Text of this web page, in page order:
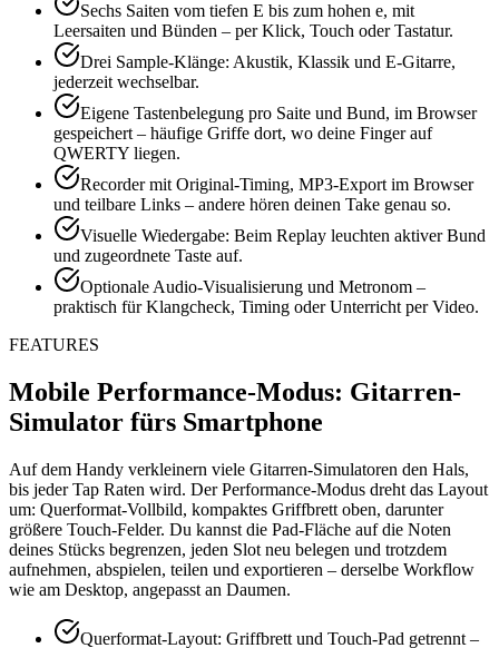
Sechs Saiten vom tiefen E bis zum hohen e, mit
Leersaiten und Bünden – per Klick, Touch oder Tastatur.
Drei Sample-Klänge: Akustik, Klassik und E-Gitarre,
jederzeit wechselbar.
Eigene Tastenbelegung pro Saite und Bund, im Browser
gespeichert – häufige Griffe dort, wo deine Finger auf
QWERTY liegen.
Recorder mit Original-Timing, MP3-Export im Browser
und teilbare Links – andere hören deinen Take genau so.
Visuelle Wiedergabe: Beim Replay leuchten aktiver Bund
und zugeordnete Taste auf.
Optionale Audio-Visualisierung und Metronom –
praktisch für Klangcheck, Timing oder Unterricht per Video.
FEATURES
Mobile Performance-Modus: Gitarren-
Simulator fürs Smartphone
Auf dem Handy verkleinern viele Gitarren-Simulatoren den Hals,
bis jeder Tap Raten wird. Der Performance-Modus dreht das Layout
um: Querformat-Vollbild, kompaktes Griffbrett oben, darunter
größere Touch-Felder. Du kannst die Pad-Fläche auf die Noten
deines Stücks begrenzen, jeden Slot neu belegen und trotzdem
aufnehmen, abspielen, teilen und exportieren – derselbe Workflow
wie am Desktop, angepasst an Daumen.
Querformat-Layout: Griffbrett und Touch-Pad getrennt –